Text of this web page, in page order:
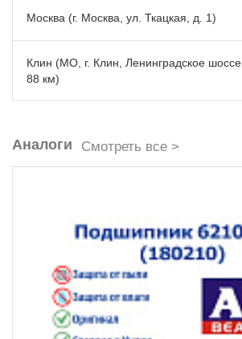
Москва (г. Москва, ул. Ткацкая, д. 1)
Клин (МО, г. Клин, Ленинградское шоссе
88 км)
Аналоги Смотреть все >